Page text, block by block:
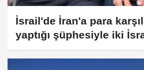
İsrail'de İran'a para
yaptığı şüphesiyle iki
tutuklandı